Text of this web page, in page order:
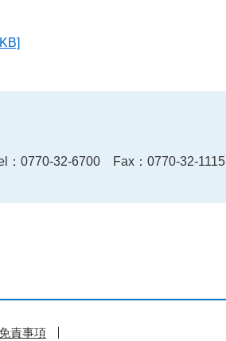
：0770-32-6700
Fax：0770-32-1115
責事項